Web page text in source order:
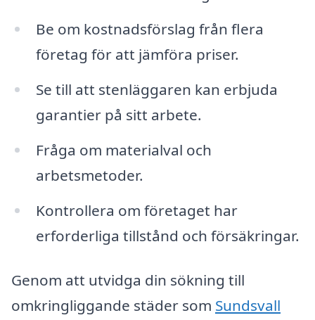
Be om kostnadsförslag från flera
företag för att jämföra priser.
Se till att stenläggaren kan erbjuda
garantier på sitt arbete.
Fråga om materialval och
arbetsmetoder.
Kontrollera om företaget har
erforderliga tillstånd och försäkringar.
Genom att utvidga din sökning till
omkringliggande städer som Sundsvall